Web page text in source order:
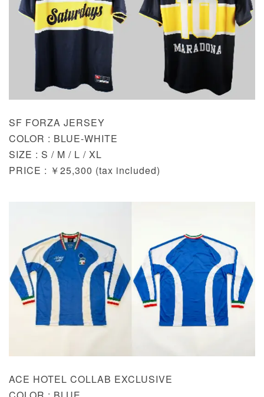
SF FORZA JERSEY
COLOR : BLUE-WHITE
SIZE : S / M / L / XL
PRICE : ￥25,300 (tax included)
ACE HOTEL COLLAB EXCLUSIVE